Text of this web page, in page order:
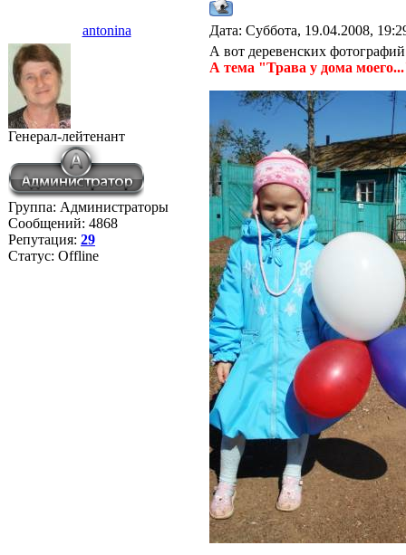
antonina Дата: Суббота, 19.04.2008,
Генерал-лейтенант
Группа: Администраторы
Сообщений: 4868
Репутация: 29
Статус: Offline
А вот деревенских
А тема "Трава у дома